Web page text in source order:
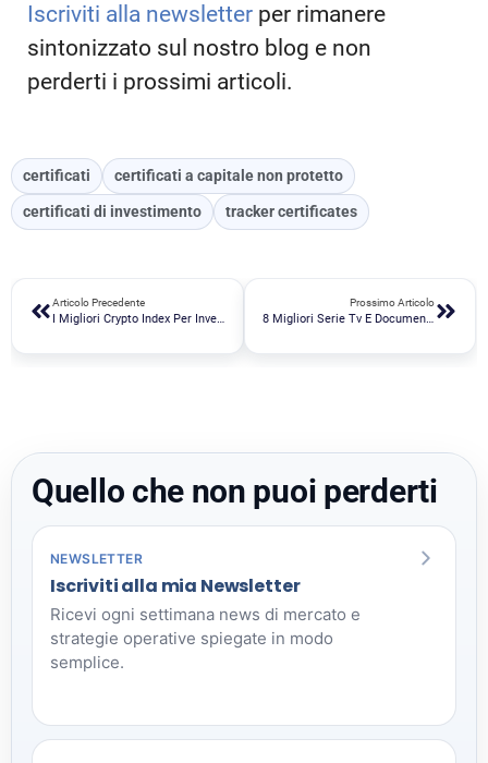
Iscriviti alla newsletter per rimanere
sintonizzato sul nostro blog e non
perderti i prossimi articoli.
certificati
certificati a capitale non protetto
certificati di investimento
tracker certificates
Articolo Precedente
I Migliori Crypto Index Per Investire Nelle Criptovalute
Prossimo Articolo
8 Migliori Serie Tv E Documentari Sulla Finanza
Quello che non puoi perderti
NEWSLETTER
Iscriviti alla mia Newsletter
Ricevi ogni settimana news di mercato e
strategie operative spiegate in modo
semplice.